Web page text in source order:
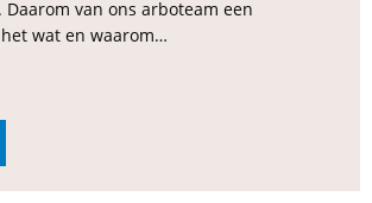
van ons arboteam een
wat en waarom…